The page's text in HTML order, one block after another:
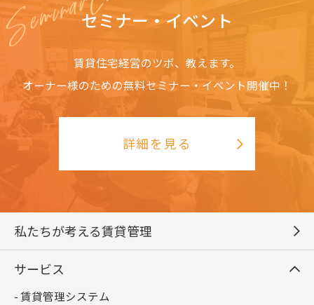
セミナー・イベント
賃貸住宅経営のツボ、教えます。
オーナー様のための無料セミナー・イベント開催中！
詳細を見る
私たちが考える賃貸管理
サービス
- 賃貸管理システム